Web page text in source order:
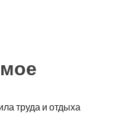
труда и отдыха